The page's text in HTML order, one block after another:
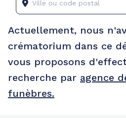
Actuellement, nous
crématorium dans ce
vous proposons
recherche par agence
funèbres.